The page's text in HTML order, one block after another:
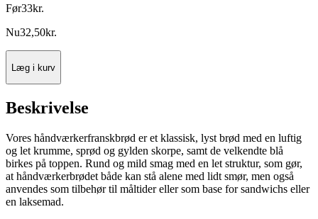
Før33kr.
Nu32,50kr.
Læg i kurv
Beskrivelse
Vores håndværkerfranskbrød er et klassisk, lyst brød med en luftig
og let krumme, sprød og gylden skorpe, samt de velkendte blå
birkes på toppen. Rund og mild smag med en let struktur, som gør,
at håndværkerbrødet både kan stå alene med lidt smør, men også
anvendes som tilbehør til måltider eller som base for sandwichs eller
en laksemad.